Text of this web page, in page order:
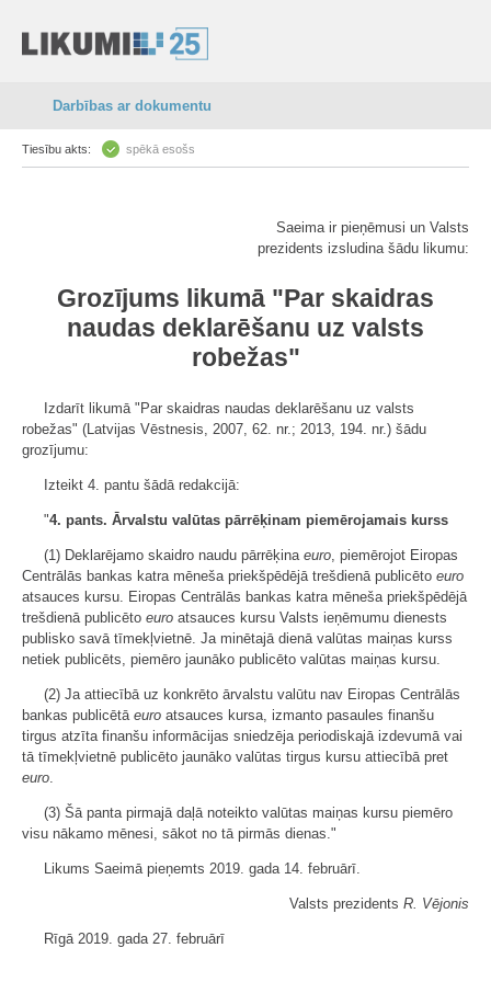
Darbības ar dokumentu
Tiesību akts: spēkā esošs
Saeima ir pieņēmusi un Valsts
prezidents izsludina šādu likumu:
Grozījums likumā "Par skaidras
naudas deklarēšanu uz valsts
robežas"
Izdarīt likumā "Par skaidras naudas deklarēšanu uz valsts
robežas" (Latvijas Vēstnesis, 2007, 62. nr.; 2013, 194. nr.) šādu
grozījumu:
Izteikt 4. pantu šādā redakcijā:
"4. pants. Ārvalstu valūtas pārrēķinam piemērojamais kurss
(1) Deklarējamo skaidro naudu pārrēķina euro, piemērojot Eiropas
Centrālās bankas katra mēneša priekšpēdējā trešdienā publicēto euro
atsauces kursu. Eiropas Centrālās bankas katra mēneša priekšpēdējā
trešdienā publicēto euro atsauces kursu Valsts ieņēmumu dienests
publisko savā tīmekļvietnē. Ja minētajā dienā valūtas maiņas kurss
netiek publicēts, piemēro jaunāko publicēto valūtas maiņas kursu.
(2) Ja attiecībā uz konkrēto ārvalstu valūtu nav Eiropas Centrālās
bankas publicētā euro atsauces kursa, izmanto pasaules finanšu
tirgus atzīta finanšu informācijas sniedzēja periodiskajā izdevumā vai
tā tīmekļvietnē publicēto jaunāko valūtas tirgus kursu attiecībā pret
euro.
(3) Šā panta pirmajā daļā noteikto valūtas maiņas kursu piemēro
visu nākamo mēnesi, sākot no tā pirmās dienas."
Likums Saeimā pieņemts 2019. gada 14. februārī.
Valsts prezidents R. Vējonis
Rīgā 2019. gada 27. februārī